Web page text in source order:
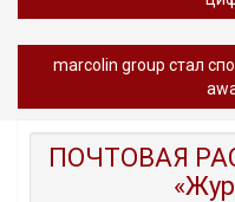
marcolin group стал
ПОЧТОВАЯ